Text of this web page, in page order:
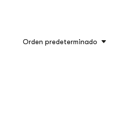
Orden predeterminado